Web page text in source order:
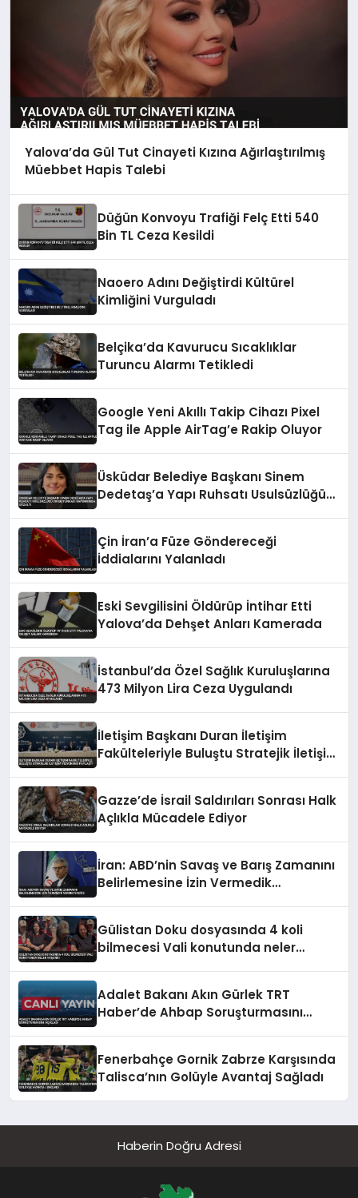
Yalova’da Gül Tut Cinayeti Kızına Ağırlaştırılmış
Müebbet Hapis Talebi
Düğün Konvoyu Trafiği Felç Etti 540
Bin TL Ceza Kesildi
Naoero Adını Değiştirdi Kültürel
Kimliğini Vurguladı
Belçika’da Kavurucu Sıcaklıklar
Turuncu Alarmı Tetikledi
Google Yeni Akıllı Takip Cihazı Pixel
Tag ile Apple AirTag’e Rakip Oluyor
Üsküdar Belediye Başkanı Sinem
Dedetaş’a Yapı Ruhsatı Usulsüzlüğü
Çin İran’a Füze Göndereceği
İddialarını Yalanladı
Eski Sevgilisini Öldürüp İntihar Etti
Yalova’da Dehşet Anları Kamerada
İstanbul’da Özel Sağlık Kuruluşlarına
473 Milyon Lira Ceza Uygulandı
İletişim Başkanı Duran İletişim
Fakülteleriyle Buluştu Stratejik İletişim
Gazze’de İsrail Saldırıları Sonrası Halk
Açlıkla Mücadele Ediyor
İran: ABD’nin Savaş ve Barış Zamanını
Belirlemesine İzin Vermedik
Gülistan Doku dosyasında 4 koli
bilmecesi Vali konutunda neler
Adalet Bakanı Akın Gürlek TRT
Haber’de Ahbap Soruşturmasını
Fenerbahçe Gornik Zabrze Karşısında
Talisca’nın Golüyle Avantaj Sağladı
Haberin Doğru Adresi